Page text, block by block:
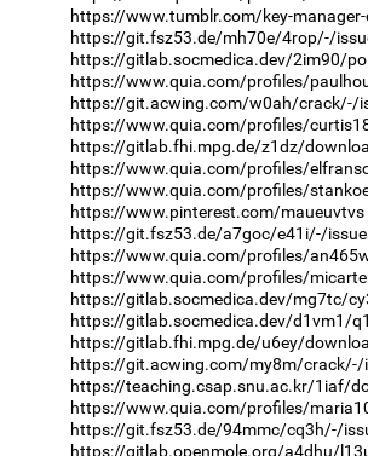
https://www.tumblr.com/key-
https://git.fsz53.de/mh70e/4rop/-/
https://gitlab.socmedica.dev/2im90/
https://www.quia.com/profiles/
https://git.acwing.com/w0ah/crack/-/
https://www.quia.com/profiles/
https://gitlab.fhi.mpg.de/z1dz/
https://www.quia.com/profiles/
https://www.quia.com/profiles/
https://www.pinterest.com/maueuvtvs
https://git.fsz53.de/a7goc/e41i/-/
https://www.quia.com/profiles/
https://www.quia.com/profiles/
https://gitlab.socmedica.dev/mg7tc/
https://gitlab.socmedica.dev/d1vm1/
https://gitlab.fhi.mpg.de/u6ey/
https://git.acwing.com/my8m/crack/-/
https://teaching.csap.snu.ac.kr/1iaf/
https://www.quia.com/profiles/
https://git.fsz53.de/94mmc/cq3h/-/
https://gitlab.openmole.org/a4dhu/